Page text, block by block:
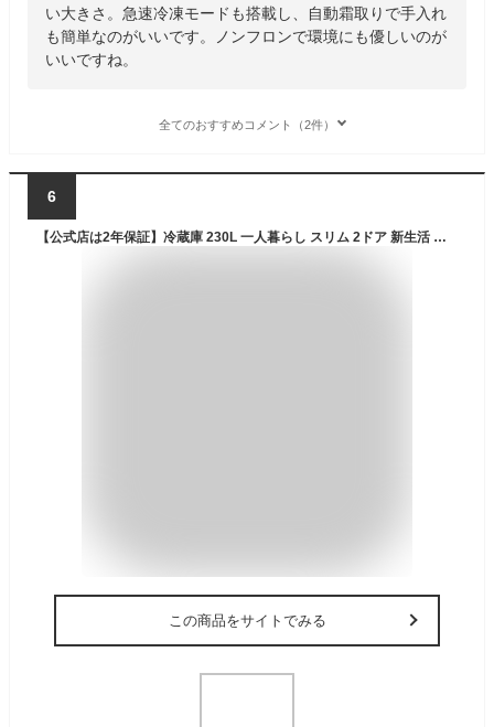
い大きさ。急速冷凍モードも搭載し、自動霜取りで手入れ
も簡単なのがいいです。ノンフロンで環境にも優しいのが
いいですね。
全てのおすすめコメント（2件）
6
【公式店は2年保証】冷蔵庫 230L 一人暮らし スリム 2ドア 新生活 単身 静音 右開き ファン式 自動霜取り 霜取り不要 大容量 省スペース 冷凍冷蔵庫 ホワイト アイリスオーヤマ IRSN-23B-W【送料無料】【設置無料】【HS】[安心延長保証対象]
この商品をサイトでみる